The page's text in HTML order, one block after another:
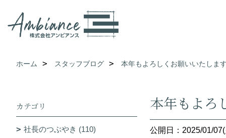
ホーム スタッフブログ 本年もよろしくお願いいたしま
本年もよろ
公開日：2025/01/
カテゴリ
社長のつぶやき (110)